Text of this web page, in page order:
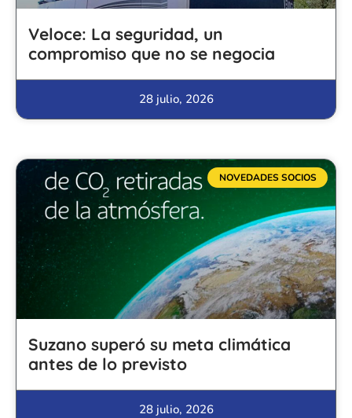
Veloce: La seguridad, un
compromiso que no se negocia
28 julio, 2026
NOVEDADES SOCIOS
Suzano superó su meta climática
antes de lo previsto
28 julio, 2026